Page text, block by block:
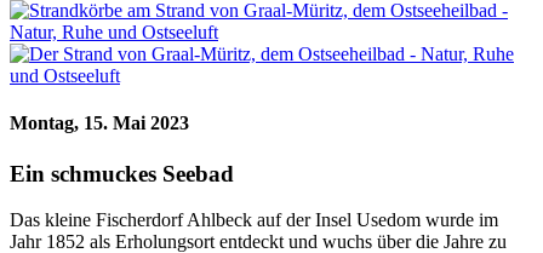
Montag, 15. Mai 2023
Ein schmuckes Seebad
Das kleine Fischerdorf Ahlbeck auf der Insel Usedom wurde im
Jahr 1852 als Erholungsort entdeckt und wuchs über die Jahre zu